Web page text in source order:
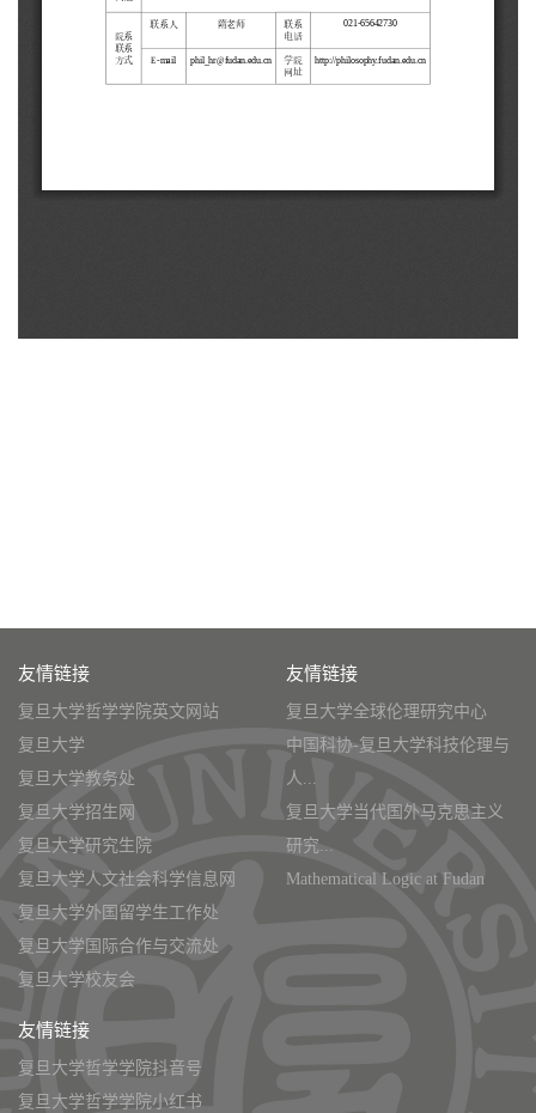
友情链接
复旦大学哲学学院英文网站
复旦大学
复旦大学教务处
复旦大学招生网
复旦大学研究生院
复旦大学人文社会科学信息网
复旦大学外国留学生工作处
复旦大学国际合作与交流处
复旦大学校友会
友情链接
复旦大学全球伦理研究中心
中国科协-复旦大学科技伦理与
人...
复旦大学当代国外马克思主义
研究...
Mathematical Logic at Fudan
友情链接
复旦大学哲学学院抖音号
复旦大学哲学学院小红书